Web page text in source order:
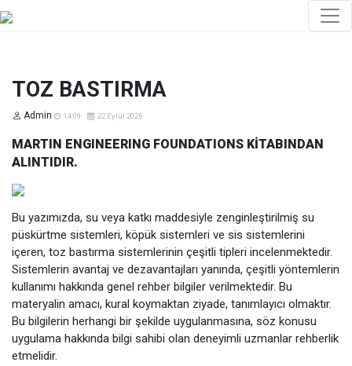
TOZ BASTIRMA
Admin 14:09 22 Eylül 2026
MARTIN ENGINEERING FOUNDATIONS KİTABINDAN
ALINTIDIR.
Bu yazımızda, su veya katkı maddesiyle zenginleştirilmiş su
püskürtme sistemleri, köpük sistemleri ve sis sistemlerini
içeren, toz bastırma sistemlerinin çeşitli tipleri incelenmektedir.
Sistemlerin avantaj ve dezavantajları yanında, çeşitli yöntemlerin
kullanımı hakkında genel rehber bilgiler verilmektedir. Bu
materyalin amacı, kural koymaktan ziyade, tanımlayıcı olmaktır.
Bu bilgilerin herhangi bir şekilde uygulanmasına, söz konusu
uygulama hakkında bilgi sahibi olan deneyimli uzmanlar rehberlik
etmelidir.